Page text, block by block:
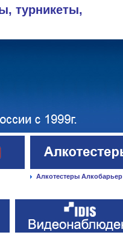
турникеты,
Алкотестеры Алкобарьер